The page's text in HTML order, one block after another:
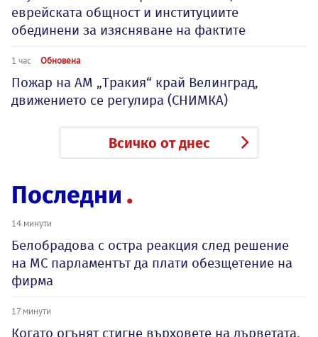
еврейската общност и институциите
обединени за изясняване на фактите
1 час Обновена
Пожар на АМ „Тракия“ край Велинград,
движението се регулира (СНИМКА)
Всичко от днес
Последни
14 минути
Белобрадова с остра реакция след решение
на МС парламентът да плати обезщетение на
фирма
17 минути
Когато огънят стигне върховете на дърветата,